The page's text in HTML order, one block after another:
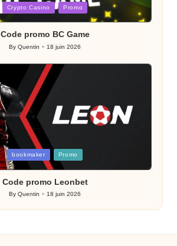
Crypto Casino Promo
Code promo BC Game
Posted
By Quentin 18 juin 2026
bookmaker Promo
Code promo Leonbet
Posted
by
By Quentin 18 juin 2026